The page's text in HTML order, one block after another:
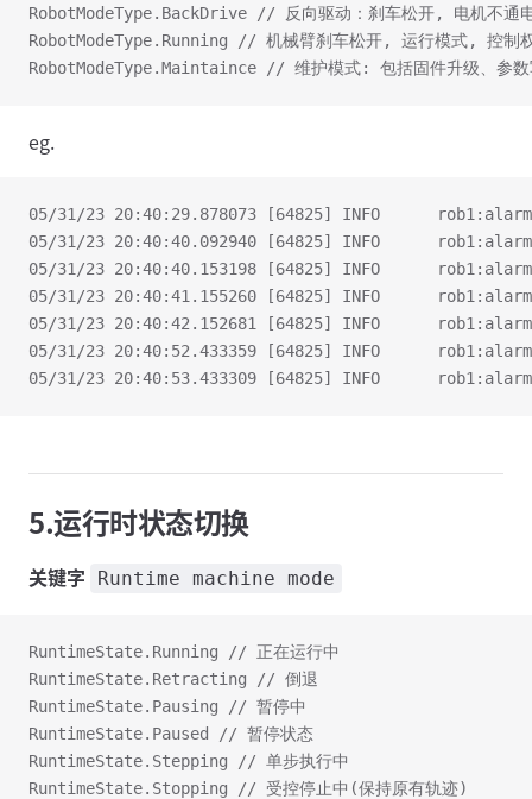
RobotModeType.BackDrive // 反向驱动：刹车松开, 电机不通
RobotModeType.Running // 机械臂刹车松开, 运行模式, 控制
RobotModeType.Maintaince // 维护模式: 包括固件升级、参数
eg.
05/31/23 20:40:29.878073 [64825] INFO      rob1:alarm
05/31/23 20:40:40.092940 [64825] INFO      rob1:alarm
05/31/23 20:40:40.153198 [64825] INFO      rob1:alarm
05/31/23 20:40:41.155260 [64825] INFO      rob1:alarm
05/31/23 20:40:42.152681 [64825] INFO      rob1:alarm
05/31/23 20:40:52.433359 [64825] INFO      rob1:alarm
05/31/23 20:40:53.433309 [64825] INFO      rob1:alarm
5.运行时状态切换
关键字 Runtime machine mode
RuntimeState.Running // 正在运行中
RuntimeState.Retracting // 倒退
RuntimeState.Pausing // 暂停中
RuntimeState.Paused // 暂停状态
RuntimeState.Stepping // 单步执行中
RuntimeState.Stopping // 受控停止中(保持原有轨迹)